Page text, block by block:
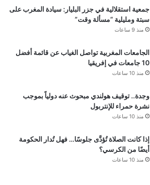
جمعية استقلالية في جزر البليار: سيادة المغرب على
سبتة ومليلية “مسألة وقت”
منذ 9 ساعات
الجامعات المغربية تواصل الغياب عن قائمة أفضل
10 جامعات في إفريقيا
منذ 10 ساعات
وجدة.. توقيف هولندي مبحوث عنه دولياً بموجب
نشرة حمراء للإنتربول
منذ 10 ساعات
إذا كانت الصلاة تُؤدَّى جلوسًا… فهل تُدار الحكومة
أيضًا من الكرسي؟
منذ 10 ساعات